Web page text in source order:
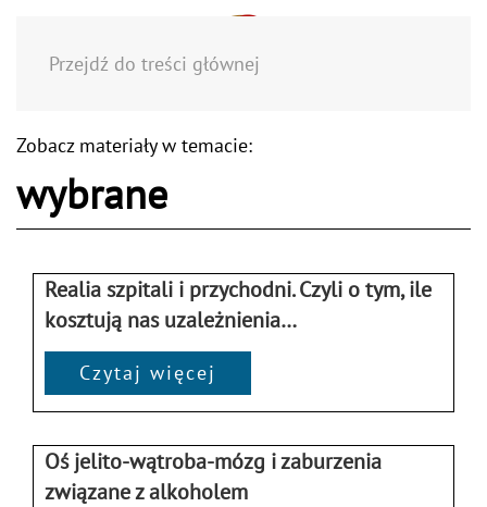
Przejdź do treści głównej
Zobacz materiały w temacie:
wybrane
Realia szpitali i przychodni. Czyli o tym, ile
kosztują nas uzależnienia…
Czytaj więcej
Oś jelito-wątroba-mózg i zaburzenia
związane z alkoholem